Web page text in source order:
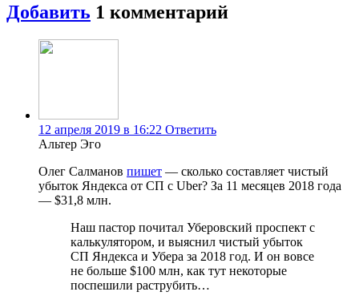
Добавить 1 комментарий
12 апреля 2019 в 16:22 Ответить
Альтер Эго
Олег Салманов пишет — сколько составляет чистый
убыток Яндекса от СП с Uber? За 11 месяцев 2018 года
— $31,8 млн.
Наш пастор почитал Уберовский проспект с
калькулятором, и выяснил чистый убыток
СП Яндекса и Убера за 2018 год. И он вовсе
не больше $100 млн, как тут некоторые
поспешили раструбить…